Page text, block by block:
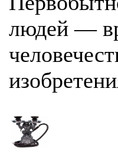
людей —